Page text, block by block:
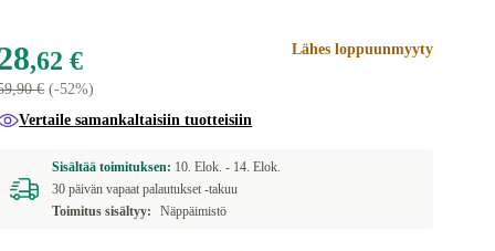
,62 €
€(-52%)
Lähes loppuunmyyty
Vertaile samankaltaisiin tuotteisiin
Sisältää toimituksen: 10. Elok. - 14. Elok.
30 päivän vapaat palautukset -takuu
Toimitus sisältyy:
Näppäimistö